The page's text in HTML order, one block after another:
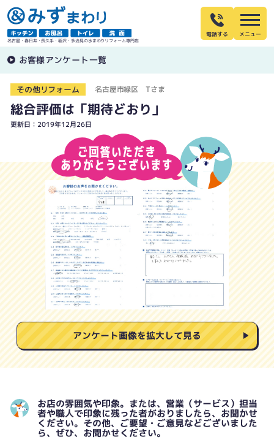
名古屋・春日井・長久手・稲沢・多治見の水まわりリフォーム専門店
電話する
お客様アンケート一覧
その他リフォーム 名古屋市緑区 Tさま
総合評価は「期待どおり」
更新日：2019年12月26日
アンケート画像を拡大して見る
お店の雰囲気や印象。または、営業（サービス）担当
者や職人で印象に残った者がおりましたら、お聞かせ
ください。その他、ご要望・ご意見などございました
ら、ぜひ、お聞かせください。